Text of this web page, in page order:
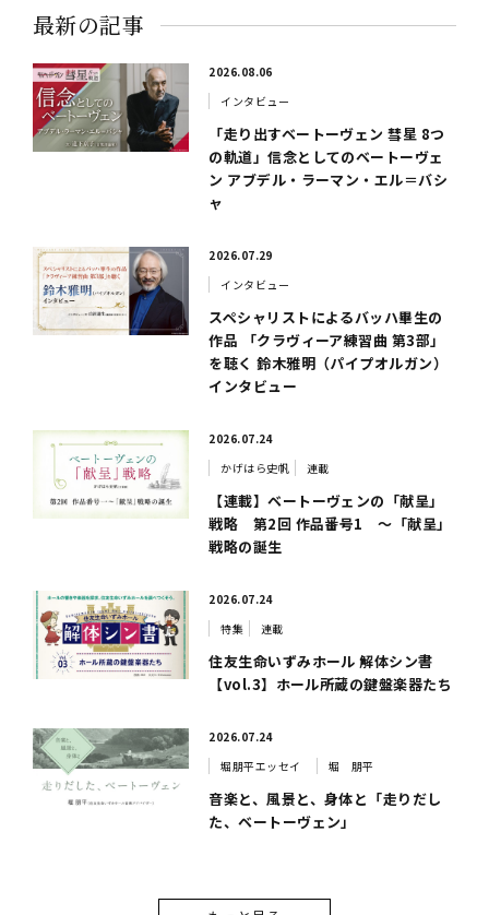
最新の記事
2026.08.06
インタビュー
「走り出すベートーヴェン 彗星 8つ
の軌道」信念としてのベートーヴェ
ン アブデル・ラーマン・エル＝バシ
ャ
2026.07.29
インタビュー
スペシャリストによるバッハ畢生の
作品 「クラヴィーア練習曲 第3部」
を聴く 鈴木雅明（パイプオルガン）
インタビュー
2026.07.24
かげはら史帆
連載
【連載】ベートーヴェンの「献呈」
戦略 第2回 作品番号1 ～「献呈」
戦略の誕生
2026.07.24
特集
連載
住友生命いずみホール 解体シン書
【vol.3】ホール所蔵の鍵盤楽器たち
2026.07.24
堀朋平エッセイ
堀 朋平
音楽と、風景と、身体と「走りだし
た、ベートーヴェン」